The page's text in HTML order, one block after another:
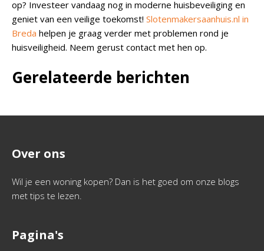
op? Investeer vandaag nog in moderne huisbeveiliging en
geniet van een veilige toekomst! Slotenmakersaanhuis.nl in
Breda helpen je graag verder met problemen rond je
huisveiligheid. Neem gerust contact met hen op.
Gerelateerde berichten
Over ons
Wil je een woning kopen? Dan is het goed om onze blogs
met tips te lezen.
Pagina's